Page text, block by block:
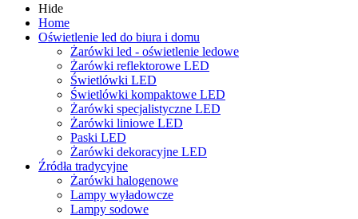
Hide
Home
Oświetlenie led do biura i domu
Żarówki led - oświetlenie ledowe
Żarówki reflektorowe LED
Świetlówki LED
Świetlówki kompaktowe LED
Żarówki specjalistyczne LED
Żarówki liniowe LED
Paski LED
Żarówki dekoracyjne LED
Źródła tradycyjne
Żarówki halogenowe
Lampy wyładowcze
Lampy sodowe